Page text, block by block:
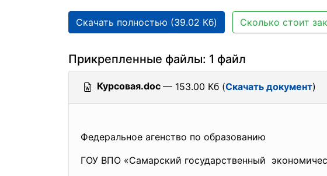
Скачать полностью (39.02 Кб) Сколько стоит
Прикрепленные файлы: 1 файл
Курсовая.doc — 153.00 Кб (Скачать документ)
Федеральное агенство по образованию
ГОУ ВПО «Самарский государственный